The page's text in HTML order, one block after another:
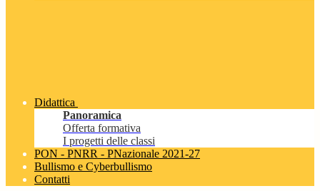
Didattica
Panoramica
Offerta formativa
I progetti delle classi
PON - PNRR - PNazionale 2021-27
Bullismo e Cyberbullismo
Contatti